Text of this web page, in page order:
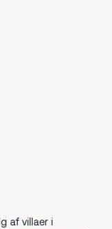
af villaer i